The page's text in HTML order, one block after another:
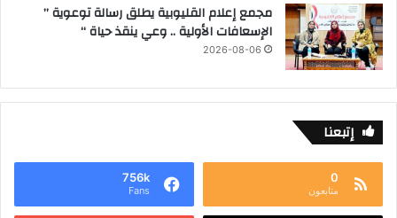
مجمع إعلام القليوبية يطلق رسالة توعوية ”
الإسعافات الأولية .. وعي ينقذ حياة “
2026-08-06
إتبعنا
0
متابعون
756k
Fans